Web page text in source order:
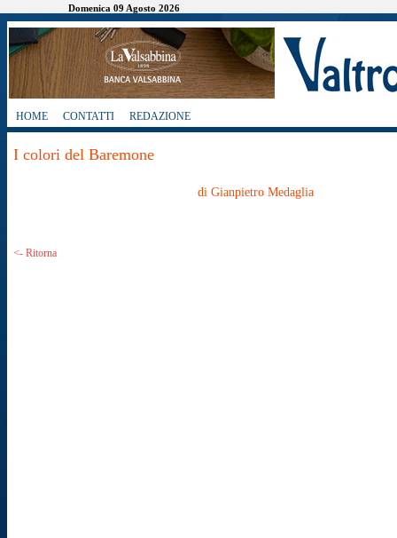
Domenica 09 Agosto 2026
HOME CONTATTI REDAZIONE
I colori del Baremone
di Gianpietro Medaglia
<- Ritorna